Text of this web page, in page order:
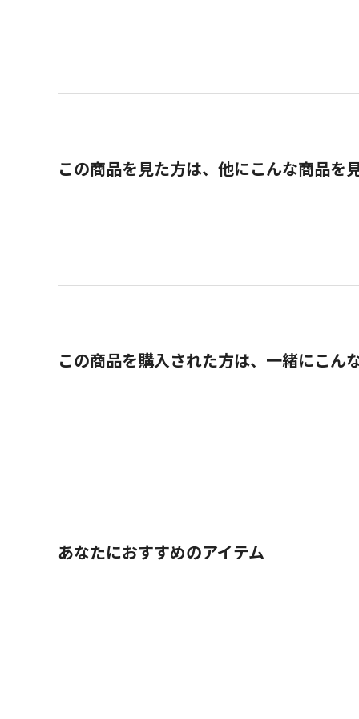
この商品を見た方は、他にこんな商品を
この商品を購入された方は、一緒にこん
あなたにおすすめのアイテム